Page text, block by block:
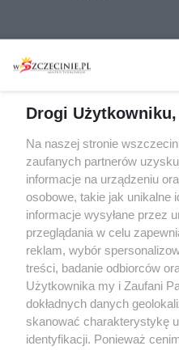
Wydarzenia
Warsztaty
Jarmarki, festyny, pchle
targi
Wernisaże
Więcej
Drogi Użytkowniku,
Na naszej stronie
zaufanych partnerów
informacje na urządzeniu
osobowe, takie jak unikalne
informacje wysyłane przez
przeglądania w celu
reklam, wybór
treści, badanie odbiorców
Użytkownika my i Zaufani
dokładnych danych
skanować charakterystykę
identyfikacji. Ponieważ